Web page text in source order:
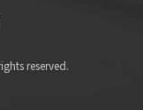
reserved.